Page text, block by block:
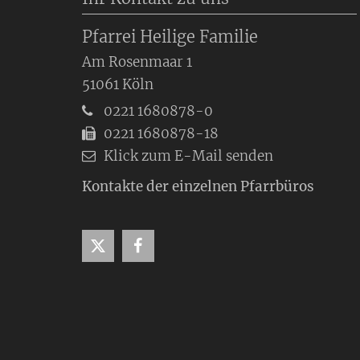
Pfarrei Heilige Familie
Am Rosenmaar 1
51061 Köln
0221 1680878-0
0221 1680878-18
Klick zum E-Mail senden
Kontakte der einzelnen Pfarrbüros